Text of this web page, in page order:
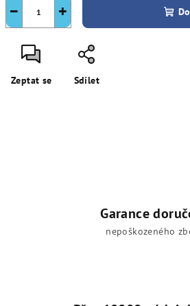
+
−
Zeptat se Sdílet
Garance
nepoškozeného